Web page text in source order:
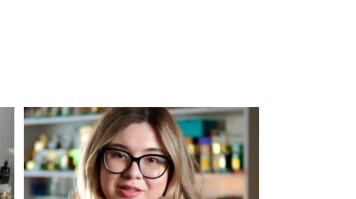
Для замовлення переходьте на сайт або в
Instagram...
301 36